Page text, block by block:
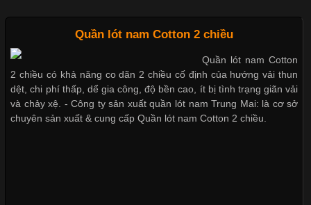
Chất Liệu Lycra Có Gì Đặc Biệt Trong Ngành Thời Trang?
Cập nhật 2026-05-27 17:03:46
Vải Lycra Là Gì? Chất Liệu Co Giãn Được Ưa Chuộng Trong
Mẫu quần short quần lót nam nữ hè thu 2017
Quần lót nam Cotton 2 chiều
Quần lót nam Cotton
2 chiều có khả năng co dãn 2 chiều cố định của hướng vải thun
dệt, chi phí thấp, dể gia công, độ bền cao, ít bị tình trạng giãn vải
và chảy xệ. - Công ty sản xuất quần lót nam Trung Mai: là cơ sở
chuyên sản xuất & cung cấp Quần lót nam Cotton 2 chiều.